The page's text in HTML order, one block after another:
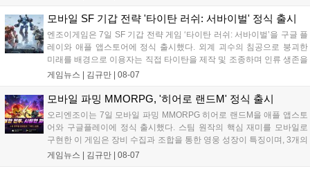
의 오만으로 균열이...
모바일 SF 기갑 전략 '타이탄 러쉬: 서바이벌' 정식 출시
엔조이게임은 7일 SF 기갑 전략 게임 ‘타이탄 러쉬: 서바이벌’을 구글 플
레이와 애플 앱스토어에 정식 출시했다. 외계 괴수의 침공으로 붕괴한
미래를 배경으로 이용자는 직접 타이탄을 제작 및 조종하며 인류 생존을
위한 전투를 펼친다. 지휘관 모집, 피난처 운영, 연맹 협동 콘텐츠가 특징
지원 보상을 제공한다. 상세 내용은 공식 커뮤니티에서 확인 가능하다....
게임뉴스 | 김규만 | 08-07
모바일 파밍 MMORPG, '히어로 랜드M' 정식 출시
오리엔조이는 7일 모바일 파밍 MMORPG 히어로 랜드M을 애플 앱스토
어와 구글플레이에 정식 출시했다. 스팀 원작의 핵심 재미를 모바일로
구현한 이 게임은 장비 수집과 조합을 통한 영웅 성장이 특징이며, 3개의
무기 스킬을 활용한 전략적 전투와 길드전 등 다양한 콘텐츠를 제공한
게임뉴스 | 김규만 | 08-07